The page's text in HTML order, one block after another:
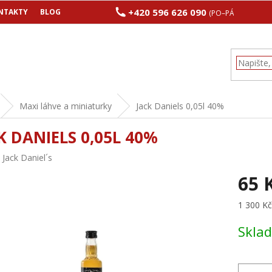
BLOG +420 596 626 090 (PO–PÁ 8:00–17:00)
Maxi láhve a miniaturky Jack Daniels 0,05l 40%
DANIELS 0,05L 40%
Jack Daniel´s
65
Měrná
1 300